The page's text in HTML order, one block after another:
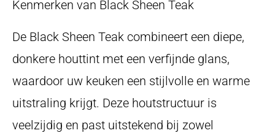
Kenmerken van Black Sheen Teak
De Black Sheen Teak combineert een diepe,
donkere houttint met een verfijnde glans,
waardoor uw keuken een stijlvolle en warme
uitstraling krijgt. Deze houtstructuur is
veelzijdig en past uitstekend bij zowel